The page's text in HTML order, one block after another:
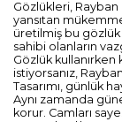
Gözlükleri, Rayban
yansıtan
üretilmiş bu gözlük
sahibi olanların
Gözlük kullanırken
istiyorsanız,
Tasarımı, günlük
Aynı zamanda
korur. Camları